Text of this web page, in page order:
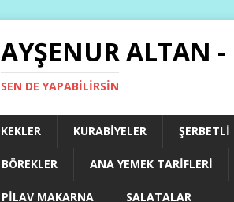
AYŞENUR ALTAN -
SEN DE YAPABILIRSIN
KEKLER KURABIYELER
BÖREKLER ANA YEMEK TARIFLERI
PILAV MAKARNA SALATALAR